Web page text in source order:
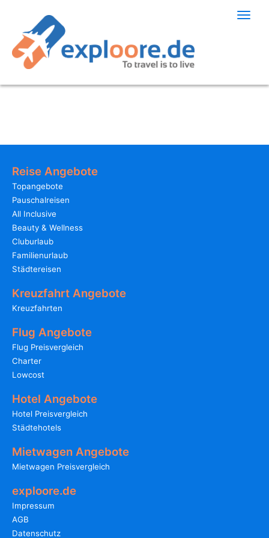
Toggle
Reise Angebote
Topangebote
Pauschalreisen
All Inclusive
Beauty & Wellness
Cluburlaub
Familienurlaub
Städtereisen
Kreuzfahrt Angebote
Kreuzfahrten
Flug Angebote
Flug Preisvergleich
Charter
Lowcost
Hotel Angebote
Hotel Preisvergleich
Städtehotels
Mietwagen Angebote
Mietwagen Preisvergleich
exploore.de
Impressum
AGB
Datenschutz